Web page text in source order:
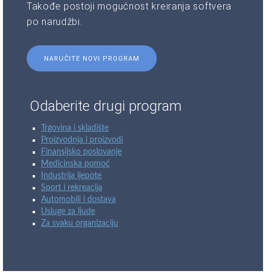
Takođe postoji mogućnost kreiranja softvera
po narudžbi.
NARUČITE NOVI PROGRAM
Odaberite drugi program
Trgovina i skladište
Proizvodnja i proizvodi
Finansijsko poslovanje
Medicinska pomoć
Industrija ljepote
Sport i rekreacija
Automobili i dostava
Usluge za ljude
Za svaku organizaciju